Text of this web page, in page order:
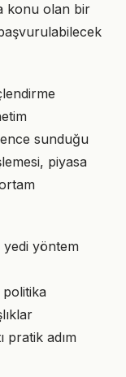
konu olan bir
sunduğu
piyasa
yedi yöntem
pratik adım